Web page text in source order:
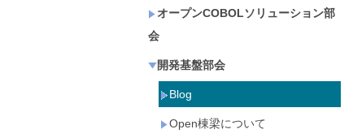
オープンCOBOLソリューション部
会
開発基盤部会
Blog
Open棟梁について